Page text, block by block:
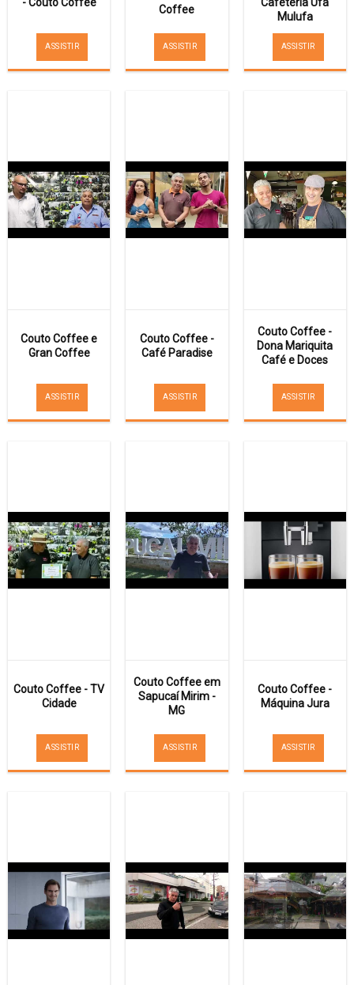
ASSISTIR
Coffee
ASSISTIR
Mulufa
ASSISTIR
Couto Coffee e
Gran Coffee
ASSISTIR
Couto Coffee -
Café Paradise
ASSISTIR
Couto Coffee -
Dona Mariquita
Café e Doces
ASSISTIR
Couto Coffee - TV
Cidade
ASSISTIR
Couto Coffee em
Sapucaí Mirim -
MG
ASSISTIR
Couto Coffee -
Máquina Jura
ASSISTIR